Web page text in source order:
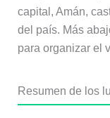
capital, Amán,
del país. Más
para organizar el
Resumen de los